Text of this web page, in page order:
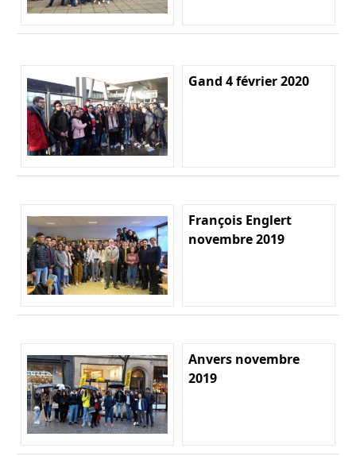
Gand 4 février 2020
François Englert
novembre 2019
Anvers novembre
2019